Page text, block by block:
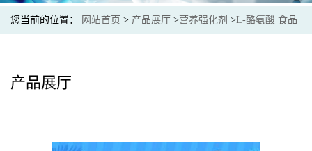
您当前的位置： 网站首页 > 产品展厅 >营养强化剂 >L-酪氨酸 食品
产品展厅